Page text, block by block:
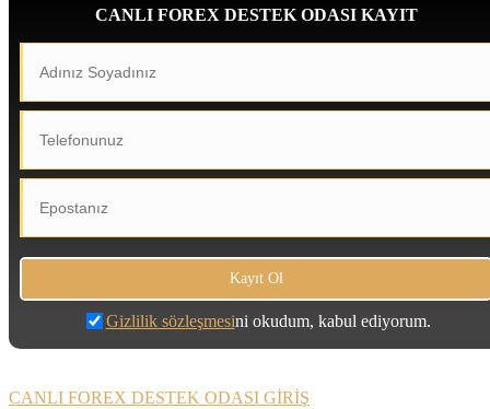
CANLI FOREX DESTEK ODASI KAYIT
Gizlilik sözleşmesini okudum, kabul ediyorum.
CANLI FOREX DESTEK ODASI GİRİŞ